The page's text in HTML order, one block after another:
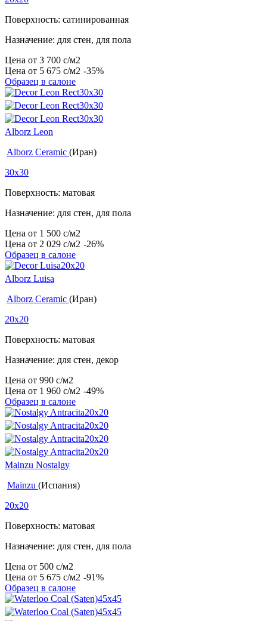
Поверхность: сатинированная
Назначение: для стен, для пола
Цена от 3 700 c/м2
Цена от 5 675 c/м2 -35%
Образец в салоне
Alborz Leon
Alborz Ceramic (Иран)
30x30
Поверхность: матовая
Назначение: для стен, для пола
Цена от 1 500 c/м2
Цена от 2 029 c/м2 -26%
Образец в салоне
Alborz Luisa
Alborz Ceramic (Иран)
20x20
Поверхность: матовая
Назначение: для стен, декор
Цена от 990 c/м2
Цена от 1 960 c/м2 -49%
Образец в салоне
Mainzu Nostalgy
Mainzu (Испания)
20x20
Поверхность: матовая
Назначение: для стен, для пола
Цена от 500 c/м2
Цена от 5 675 c/м2 -91%
Образец в салоне